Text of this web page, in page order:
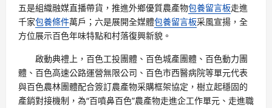
五是組織融媒直播帶貨，推進外鄉優質農產物包養留言板走進
千家包養條件萬戶；六是展開全媒體包養留言板采風宣揚，全
方位展示百色年味特點和村落復興新貌。
啟動典禮上，百色工投團體、百色城產團體、百色動力團
體、百色高速公路運營無限公司、百色市西醫病院等單元代表
與百色農林團體配合簽訂農產物采購框架協定，樹立起穩固的
產銷對接機制，為“百噴鼻百色”農產物走進企工作單元、走進職